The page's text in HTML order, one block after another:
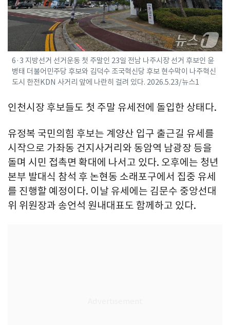
6·3 지방선거 선거운동 첫 주말인 23일 전남 나주시장 선거 후보인 윤
병태 더불어민주당 후보와 김덕수 조국혁신당 후보 현수막이 나주혁신
도시 한전KDN 사거리 앞에 나란히 걸려 있다. 2026.5.23/뉴스1
인천시장 후보들도 첫 주말 유세전에 돌입한 상태다.
유정복 국민의힘 후보는 계양산 입구 출근길 유세를
시작으로 가좌동 건지사거리와 동암역 남광장 등을
돌며 시민 접촉면 확대에 나서고 있다. 오후에는 청년
본부 발대식 참석 후 논현동 소래포구에서 집중 유세
를 진행할 예정이다. 이날 유세에는 김문수 중앙선대
위 위원장과 송언석 원내대표도 함께하고 있다.